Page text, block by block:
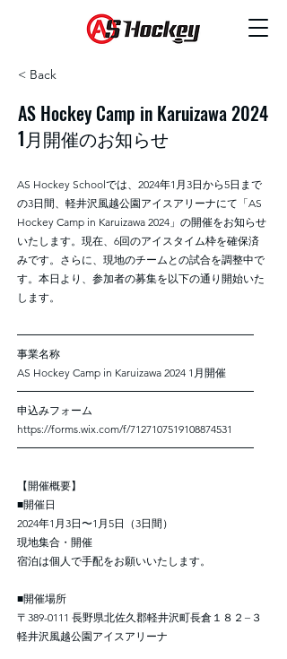
< Back
AS Hockey Camp in Karuizawa 2024
1月開催のお知らせ
AS Hockey Schoolでは、2024年1月3日から5日まで
の3日間、軽井沢風越公園アイスアリーナにて「AS
Hockey Camp in Karuizawa 2024」の開催をお知らせ
いたします。現在、6回のアイスタイム枠を確保済
みです。さらに、現地のチームとの試合を調整中で
す。本日より、参加者の募集を以下の通り開始いた
します。
━━━━━━━━━━━━━━━━━━━━━━
事業名称
AS Hockey Camp in Karuizawa 2024 1月開催
━━━━━━━━━━━━━━━━━━━━━━
申込みフォーム
https://forms.wix.com/f/7127107519108874531
━━━━━━━━━━━━━━━━━━━━━━
【開催概要】
■開催日
2024年1月3日〜1月5日（3日間）
現地集合・開催
宿泊は個人で手配をお願いいたします。
■開催場所
〒389-0111 長野県北佐久郡軽井沢町長倉１８２−３
軽井沢風越公園アイスアリーナ